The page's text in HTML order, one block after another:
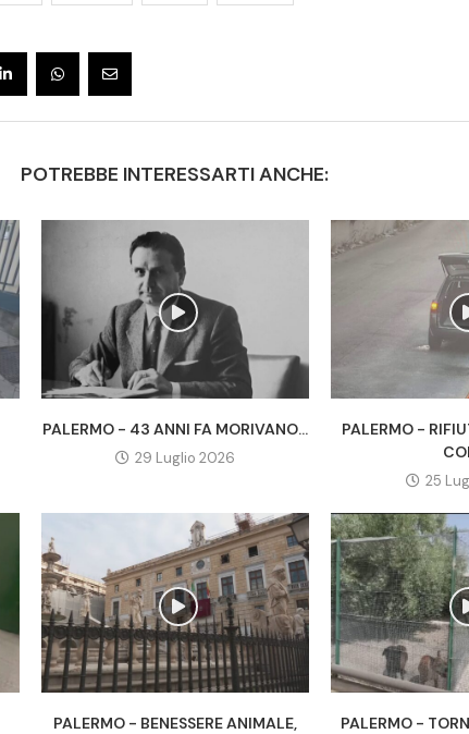
POTREBBE INTERESSARTI ANCHE:
PALERMO - 43 ANNI FA MORIVANO...
29 Luglio 2026
PALERMO -
25
PALERMO - BENESSERE ANIMALE,
PALERMO -